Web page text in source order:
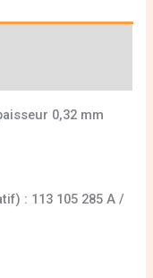
0,32 mm
: 113 105 285 A /